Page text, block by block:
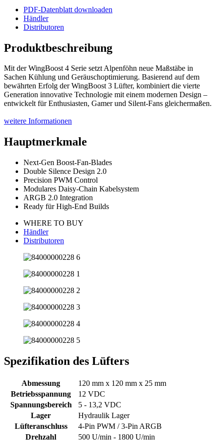
PDF-Datenblatt downloaden
Händler
Distributoren
Produktbeschreibung
Mit der WingBoost 4 Serie setzt Alpenföhn neue Maßstäbe in
Sachen Kühlung und Geräuschoptimierung. Basierend auf dem
bewährten Erfolg der WingBoost 3 Lüfter, kombiniert die vierte
Generation innovative Technologie mit einem modernen Design –
entwickelt für Enthusiasten, Gamer und Silent-Fans gleichermaßen.
weitere Informationen
Hauptmerkmale
Next-Gen Boost-Fan-Blades
Double Silence Design 2.0
Precision PWM Control
Modulares Daisy-Chain Kabelsystem
ARGB 2.0 Integration
Ready für High-End Builds
WHERE TO BUY
Händler
Distributoren
Spezifikation des Lüfters
Abmessung
120 mm x 120 mm x 25 mm
Betriebsspannung
12 VDC
Spannungsbereich
5 - 13,2 VDC
Lager
Hydraulik Lager
Lüfteranschluss
4-Pin PWM / 3-Pin ARGB
Drehzahl
500 U/min - 1800 U/min